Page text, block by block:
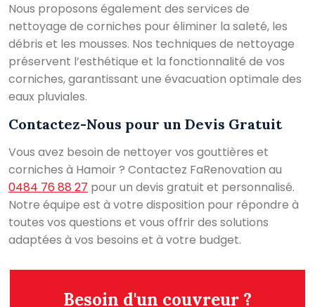
Nous proposons également des services de
nettoyage de corniches pour éliminer la saleté, les
débris et les mousses. Nos techniques de nettoyage
préservent l’esthétique et la fonctionnalité de vos
corniches, garantissant une évacuation optimale des
eaux pluviales.
Contactez-Nous pour un Devis Gratuit
Vous avez besoin de nettoyer vos gouttières et
corniches à Hamoir ? Contactez FaRenovation au
0484 76 88 27 pour un devis gratuit et personnalisé.
Notre équipe est à votre disposition pour répondre à
toutes vos questions et vous offrir des solutions
adaptées à vos besoins et à votre budget.
Besoin d'un couvreur ?